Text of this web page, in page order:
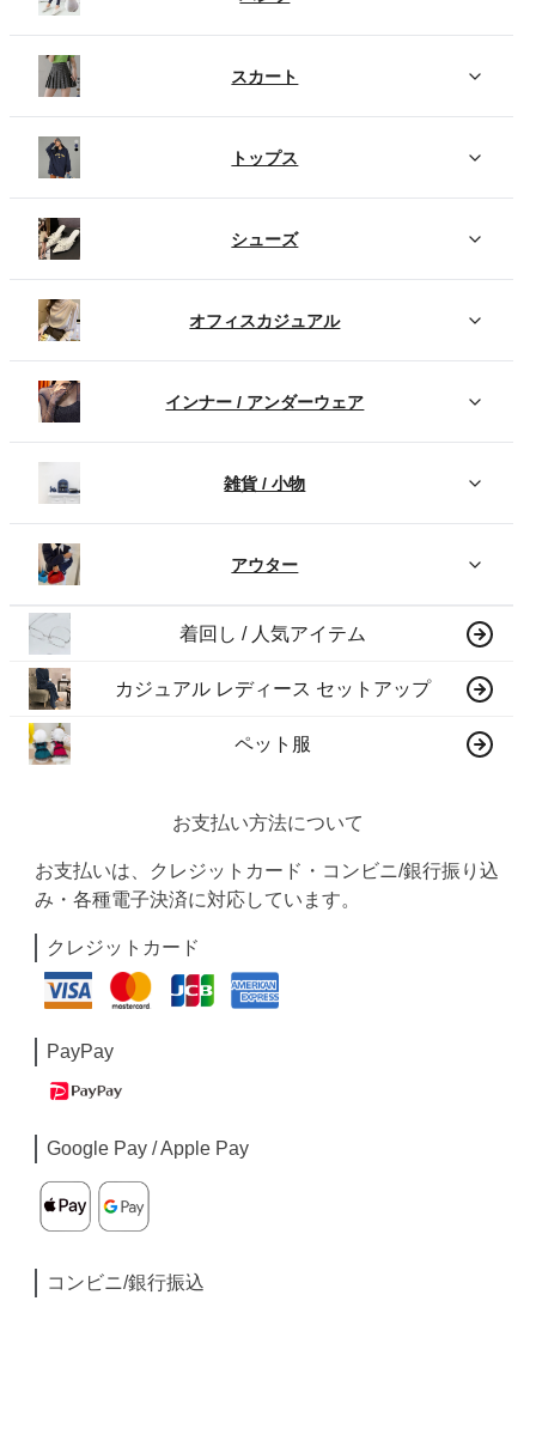
スカート
トップス
シューズ
オフィスカジュアル
インナー / アンダーウェア
雑貨 / 小物
アウター
着回し / 人気アイテム
カジュアル レディース セットアップ
ペット服
お支払い方法について
お支払いは、クレジットカード・コンビニ/銀行振り込
み・各種電子決済に対応しています。
クレジットカード
PayPay
Google Pay / Apple Pay
コンビニ/銀行振込